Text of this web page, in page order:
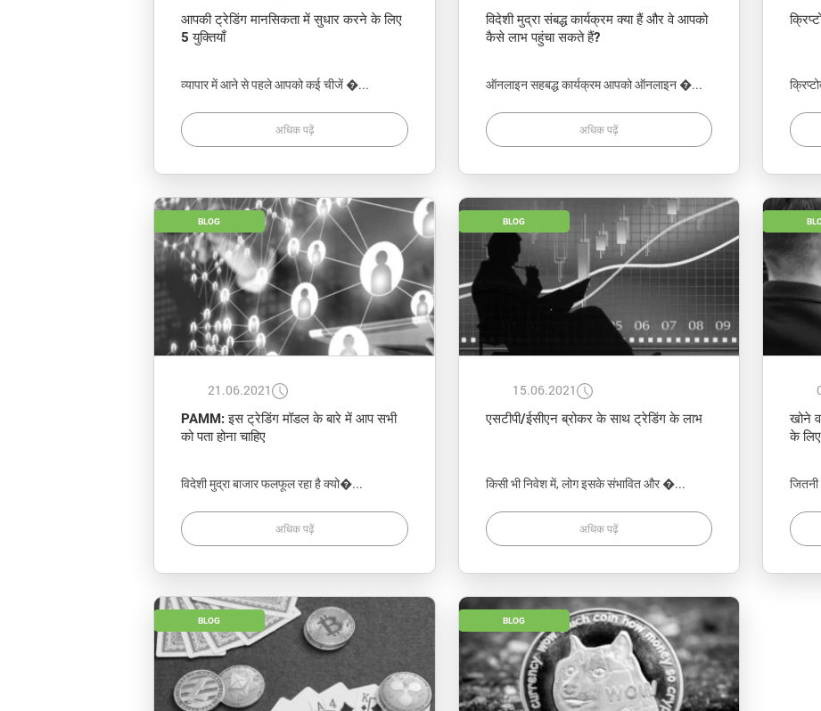
आपकी ट्रेडिंग मानसिकता में सुधार करने के लिए
5 युक्तियाँ
व्यापार में आने से पहले आपको कई चीजें �...
अधिक पढ़ें
विदेशी मुद्रा संबद्ध कार्यक्रम क्या हैं और वे आपको
कैसे लाभ पहुंचा सकते हैं?
ऑनलाइन सहबद्ध कार्यक्रम आपको ऑनलाइन �...
अधिक पढ़ें
BLOG
21.06.2021
PAMM: इस ट्रेडिंग मॉडल के बारे में आप सभी
को पता होना चाहिए
विदेशी मुद्रा बाजार फलफूल रहा है क्यो�...
अधिक पढ़ें
BLOG
15.06.2021
एसटीपी/ईसीएन ब्रोकर के साथ ट्रेडिंग के लाभ
किसी भी निवेश में, लोग इसके संभावित और �...
अधिक पढ़ें
खोने
के
जितनी
BLOG BLOG